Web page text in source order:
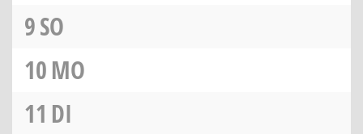
9SO
10MO
11 DI